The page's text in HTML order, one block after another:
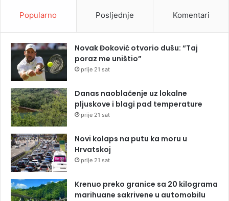
Popularno Posljednje Komentari
Novak Đoković otvorio dušu: “Taj
poraz me uništio”
prije 21 sat
Danas naoblačenje uz lokalne
pljuskove i blagi pad temperature
prije 21 sat
Novi kolaps na putu ka moru u
Hrvatskoj
prije 21 sat
Krenuo preko granice sa 20 kilograma
marihuane sakrivene u automobilu